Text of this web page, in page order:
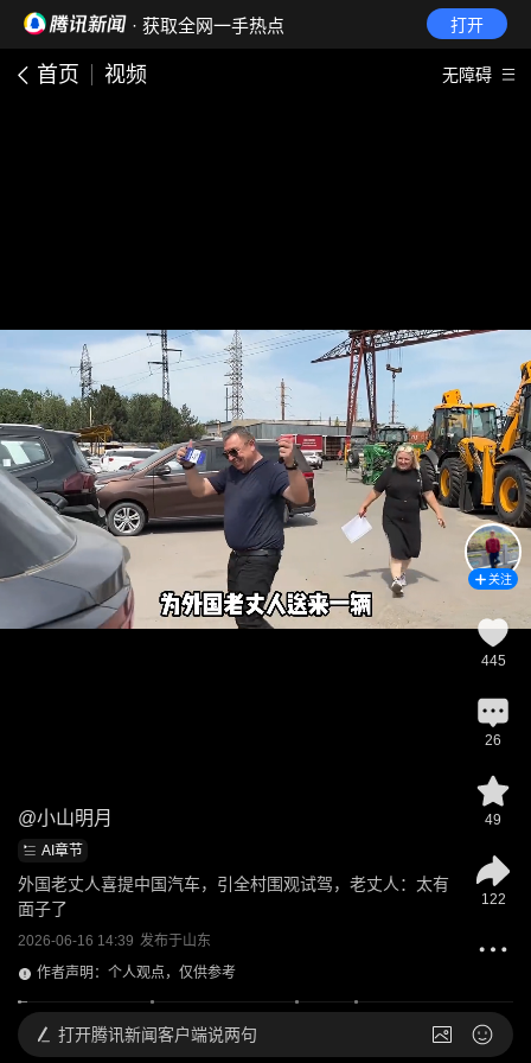
· 获取全网一手热点 打开
首页 视频 无障碍
@小山明月
AI章节
外国老丈人喜提中国汽车，引全村围观试驾，老丈人：太有
面子了
2026-06-16 14:39 发布于山东
作者声明：个人观点，仅供参考
关注
445
26
49
122
打开腾讯新闻客户端说两句